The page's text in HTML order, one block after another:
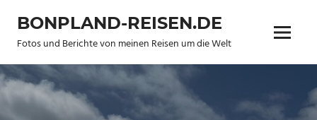
Inhalt
springen
BONPLAND-REISEN.DE
Fotos und Berichte von meinen Reisen um die Welt Menü